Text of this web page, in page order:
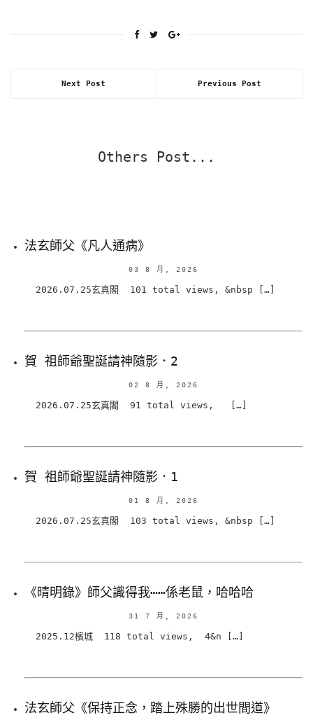
Next Post Previous Post
Others Post...
法玄師父《凡人通病》
03 8 月, 2026
2026.07.25玄真閣 101 total views, &nbsp […]
賀 祖師爺聖誕請神隨影．2
02 8 月, 2026
2026.07.25玄真閣 91 total views, […]
賀 祖師爺聖誕請神隨影．1
01 8 月, 2026
2026.07.25玄真閣 103 total views, &nbsp […]
《晴明錄》師父識得我⋯⋯係老鼠，哈哈哈
31 7 月, 2026
2025.12檳城 118 total views, 4&n […]
法玄師父《保持正念，踏上殊勝的出世間道》